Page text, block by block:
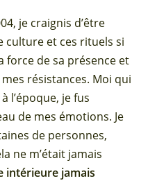
je craignis d’être
culture et ces rituels si
force de sa présence et
résistances. Moi qui
l’époque, je fus
de mes émotions. Je
de personnes,
ne m’était jamais
intérieure jamais